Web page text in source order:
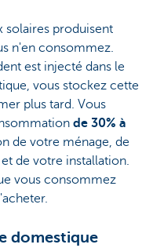
solaires produisent
n'en consommez.
est injecté dans le
vous stockez cette
plus tard. Vous
de 30% à
de votre ménage, de
de votre installation.
vous consommez
domestique